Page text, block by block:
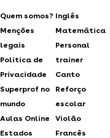
Quem somos?
Menções
legais
Politica de
Privacidade
Superprof no
mundo
Aulas Online
Estados
Inglês
Matemática
Personal
trainer
Canto
Reforço
escolar
Violão
Francês